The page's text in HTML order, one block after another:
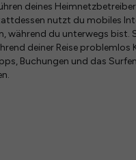
deines
nutzt du mobiles
während du unterwegs bist.
deiner Reise problemlos
Buchungen und das